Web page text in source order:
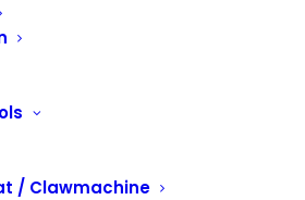
/ Clawmachine
& Flock -